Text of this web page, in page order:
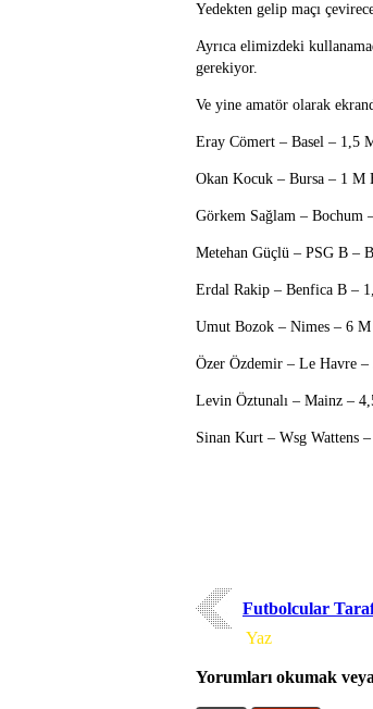
Yedekten gelip maçı
Ayrıca elimizdeki
gerekiyor.
Ve yine amatör olarak
Eray Cömert – Basel – 1,5
Okan Kocuk – Bursa – 1 M
Görkem Sağlam – Bochum
Metehan Güçlü – PSG B –
Erdal Rakip – Benfica B –
Umut Bozok – Nimes – 6
Özer Özdemir – Le Havre
Levin Öztunalı – Mainz –
Sinan Kurt – Wsg Wattens
Futbolcular
Yaz
Yorumları okumak